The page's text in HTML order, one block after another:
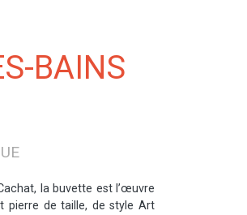
BAINS
la buvette est l’œuvre
pierre de taille, de style Art